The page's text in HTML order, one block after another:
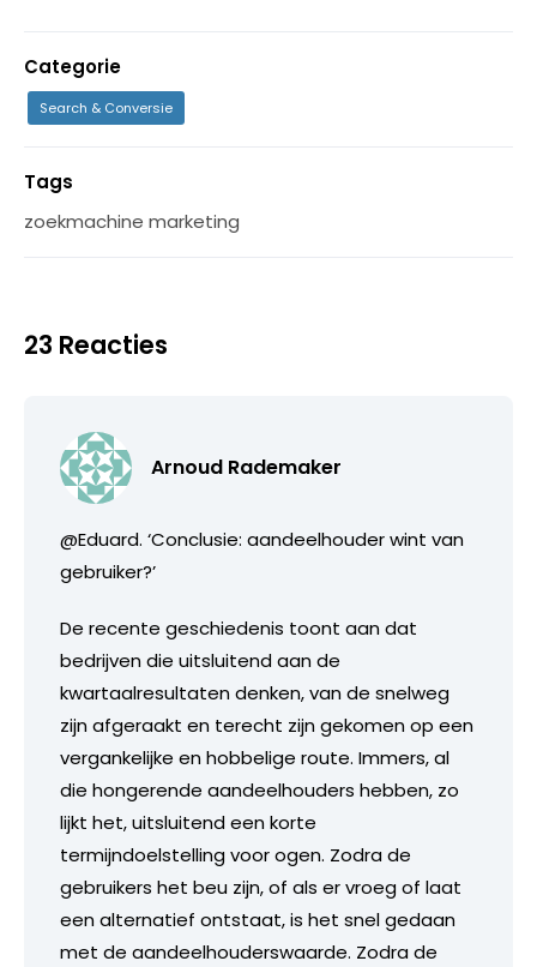
Categorie
Search & Conversie
Tags
zoekmachine marketing
23 Reacties
Arnoud Rademaker
@Eduard. ‘Conclusie: aandeelhouder wint van
gebruiker?’
De recente geschiedenis toont aan dat
bedrijven die uitsluitend aan de
kwartaalresultaten denken, van de snelweg
zijn afgeraakt en terecht zijn gekomen op een
vergankelijke en hobbelige route. Immers, al
die hongerende aandeelhouders hebben, zo
lijkt het, uitsluitend een korte
termijndoelstelling voor ogen. Zodra de
gebruikers het beu zijn, of als er vroeg of laat
een alternatief ontstaat, is het snel gedaan
met de aandeelhouderswaarde. Zodra de